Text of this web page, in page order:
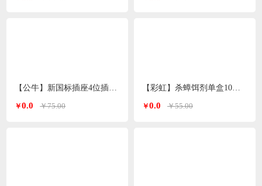
￥0.0 ￥75.00 ￥0.0 ￥55.00